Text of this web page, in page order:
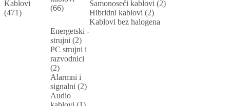
Kablovi
(471)
(66)
Samonoseći kablovi (2)
Hibridni kablovi (2)
Kablovi bez halogena
Energetski -
strujni (2)
PC strujni i
razvodnici
(2)
Alarmni i
signalni (2)
Audio